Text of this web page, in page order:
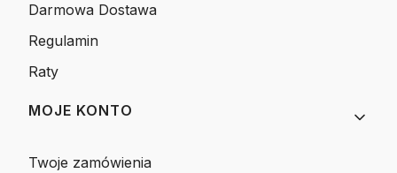
Darmowa Dostawa
Regulamin
Raty
MOJE KONTO
Twoje zamówienia